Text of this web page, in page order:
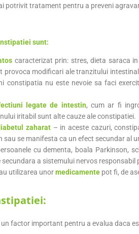
potrivit tratament pentru a preveni
sunt:
caracterizat prin: stres, dieta saraca
provoca modificari ale tranzitului
constipatia nu este nevoie sa faci
legate de intestin, cum ar fi
iritabil sunt alte cauze ale constipatiei.
zaharat – in aceste cazuri,
sau se manifesta ca un efect secundar al
cu dementa, boala Parkinson,
secundara a sistemului nervos
utilizarea unormedicamente pot fi, de
factor important pentru a evalua daca